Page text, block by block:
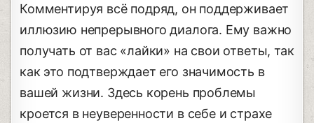
Комментируя всё подряд, он поддерживает
иллюзию непрерывного диалога. Ему важно
получать от вас «лайки» на свои ответы, так
как это подтверждает его значимость в
вашей жизни. Здесь корень проблемы
кроется в неуверенности в себе и страхе